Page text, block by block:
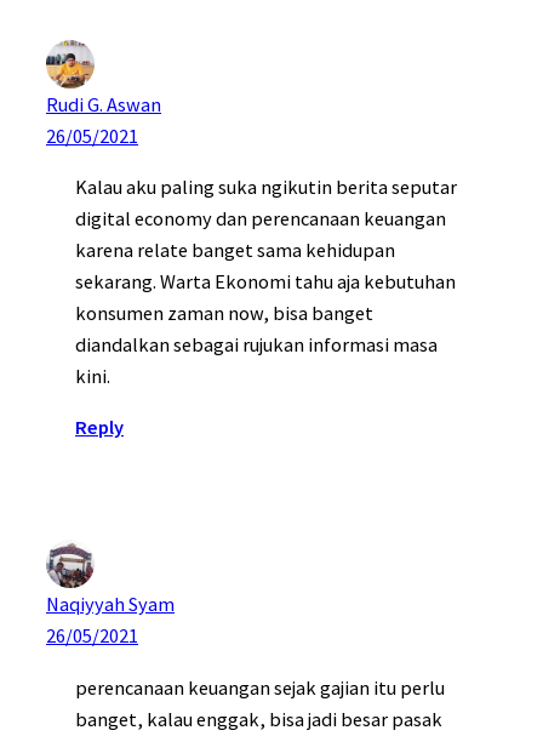
Rudi G. Aswan
26/05/2021
Kalau aku paling suka ngikutin berita seputar
digital economy dan perencanaan keuangan
karena relate banget sama kehidupan
sekarang. Warta Ekonomi tahu aja kebutuhan
konsumen zaman now, bisa banget
diandalkan sebagai rujukan informasi masa
kini.
Reply
Naqiyyah Syam
26/05/2021
perencanaan keuangan sejak gajian itu perlu
banget, kalau enggak, bisa jadi besar pasak